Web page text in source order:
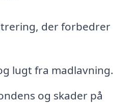
der forbedrer
lugt fra madlavning.
og skader på